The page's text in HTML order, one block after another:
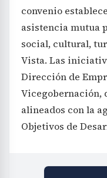
convenio
asistencia mutua
social, cultural,
Vista. Las
Dirección de
Vicegobernación,
alineados con la
Objetivos de